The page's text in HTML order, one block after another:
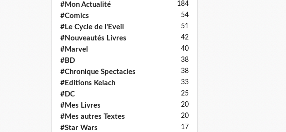
#Mon Actualité 184
#Comics 54
#Le Cycle de l'Eveil 51
#Nouveautés Livres 42
#Marvel 40
#BD 38
#Chronique Spectacles 38
#Editions Kelach 33
#DC 25
#Mes Livres 20
#Mes autres Textes 20
#Star Wars 17